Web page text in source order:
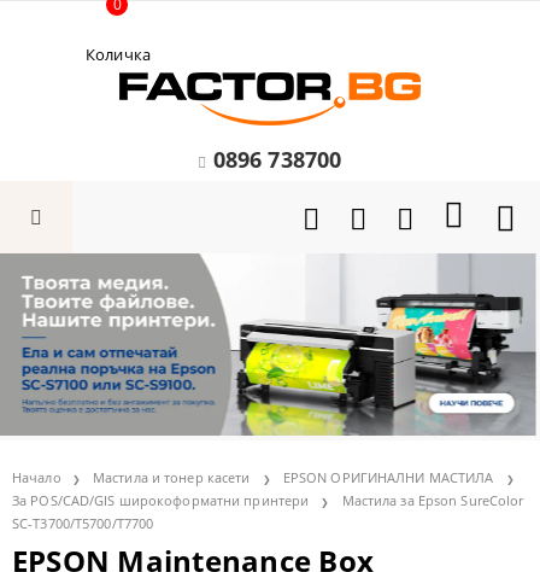
Количка
0
0896 738700
Начало Мастила и тонер касети
EPSON ОРИГИНАЛНИ МАСТИЛА
За POS/CAD/GIS широкоформатни принтери
Мастила за Epson SureColor
SC-T3700/T5700/T7700
EPSON Maintenance Box